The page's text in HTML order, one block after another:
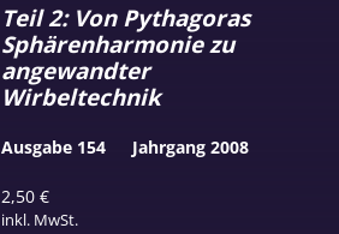
2,50€
inkl. MwSt.
Teil 2: Von Pythagoras
Sphärenharmonie zu
angewandter
Wirbeltechnik
Ausgabe 154 Jahrgang 2008